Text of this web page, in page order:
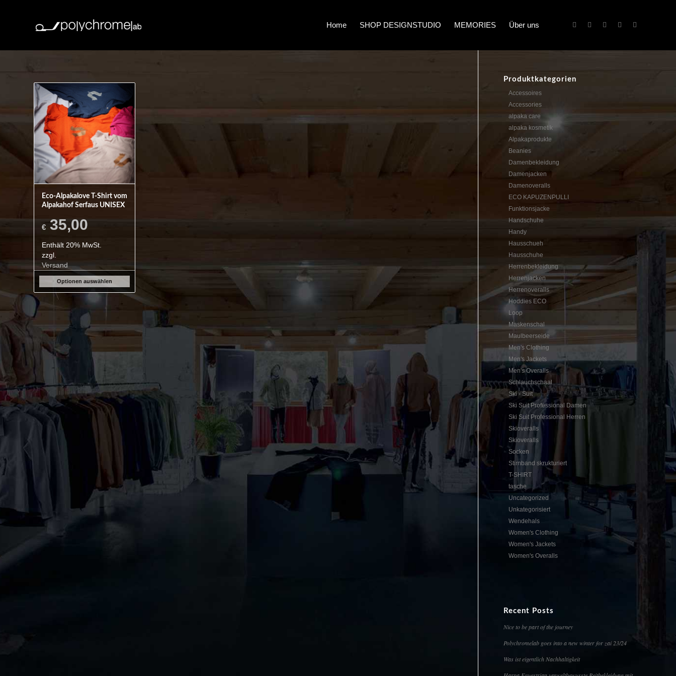
Home SHOP DESIGNSTUDIO MEMORIES Über uns
Eco-Alpakalove T-Shirt vom
Alpakahof Serfaus UNISEX
€35,00
Enthält 20% MwSt.
zzgl.
Versand
Optionen auswählen
Produktkategorien
Accessoires
Accessories
alpaka care
alpaka kosmetik
Alpakaprodukte
Beanies
Damenbekleidung
Damenjacken
Damenoveralls
ECO KAPUZENPULLI
Funktionsjacke
Handschuhe
Handy
Hausschueh
Hausschuhe
Herrenbekleidung
Herrenjacken
Herrenoveralls
Hoddies ECO
Loop
Maskenschal
Maulbeerseide
Men's Clothing
Men's Jackets
Men's Overalls
Schlauchschaal
Ski - Suit
Ski Suit Professional Damen
Ski Suit Professional Herren
Skioveralls
Skioveralls
Socken
Stirnband skrukturiert
T-SHIRT
tasche
Uncategorized
Unkategorisiert
Wendehals
Women's Clothing
Women's Jackets
Women's Overalls
Recent Posts
Nice to be part of the journey
Polychromelab goes into a new winter for zai 23/24
Was ist eigentlich Nachhaltigkeit